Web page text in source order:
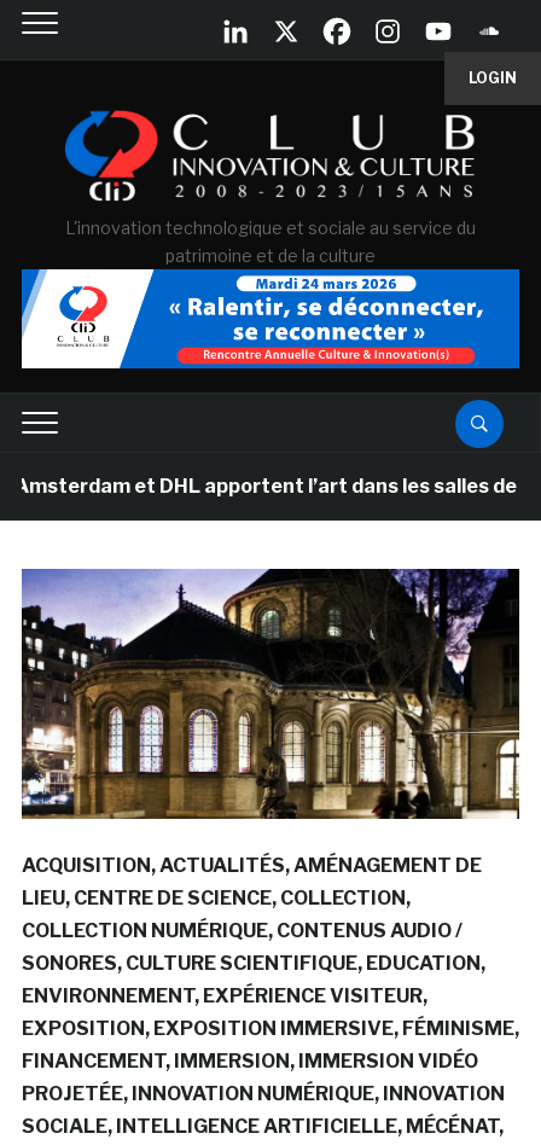
LOGIN
L'innovation technologique et sociale au service du
patrimoine et de la culture
et DHL apportent l’art dans les salles de classe
ACQUISITION ACTUALITÉS AMÉNAGEMENT DE
LIEU CENTRE DE SCIENCE COLLECTION
COLLECTION NUMÉRIQUE CONTENUS AUDIO /
SONORES CULTURE SCIENTIFIQUE EDUCATION
ENVIRONNEMENT EXPÉRIENCE VISITEUR
EXPOSITION EXPOSITION IMMERSIVE FÉMINISME
FINANCEMENT IMMERSION IMMERSION VIDÉO
PROJETÉE INNOVATION NUMÉRIQUE INNOVATION
SOCIALE INTELLIGENCE ARTIFICIELLE MÉCÉNAT